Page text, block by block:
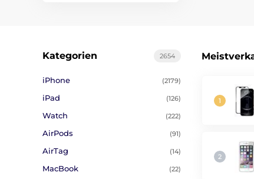
2654
Kategorien
iPhone (2179)
iPad (126)
Watch (222)
AirPods (91)
AirTag (14)
MacBook (22)